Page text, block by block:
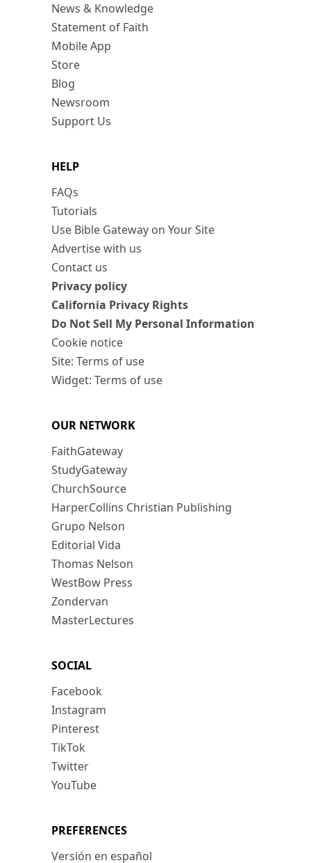
News & Knowledge
Statement of Faith
Mobile App
Store
Blog
Newsroom
Support Us
HELP
FAQs
Tutorials
Use Bible Gateway on Your Site
Advertise with us
Contact us
Privacy policy
California Privacy Rights
Do Not Sell My Personal Information
Cookie notice
Site: Terms of use
Widget: Terms of use
OUR NETWORK
FaithGateway
StudyGateway
ChurchSource
HarperCollins Christian Publishing
Grupo Nelson
Editorial Vida
Thomas Nelson
WestBow Press
Zondervan
MasterLectures
SOCIAL
Facebook
Instagram
Pinterest
TikTok
Twitter
YouTube
PREFERENCES
Versión en español